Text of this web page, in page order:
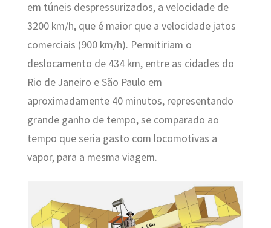
em túneis despressurizados, a velocidade de
3200 km/h, que é maior que a velocidade jatos
comerciais (900 km/h). Permitiriam o
deslocamento de 434 km, entre as cidades do
Rio de Janeiro e São Paulo em
aproximadamente 40 minutos, representando
grande ganho de tempo, se comparado ao
tempo que seria gasto com locomotivas a
vapor, para a mesma viagem.